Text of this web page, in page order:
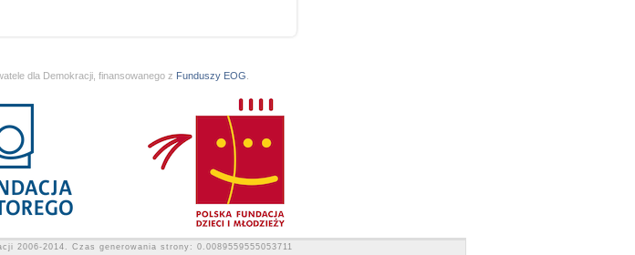
dla Demokracji, finansowanego z Funduszy EOG
2006-2014. Czas generowania strony: 0.0089559555053711